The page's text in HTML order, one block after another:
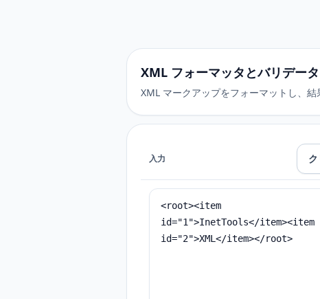
XML フォーマッタとバリデータ
XML マークアップをフォーマットし、
入力